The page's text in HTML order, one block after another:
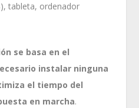
tableta, ordenador
se basa en el
instalar ninguna
el tiempo del
en marcha.